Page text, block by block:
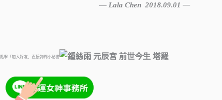
— Lala Chen 2018.09.01—
點擊「加入好友」直接詢問小秘書